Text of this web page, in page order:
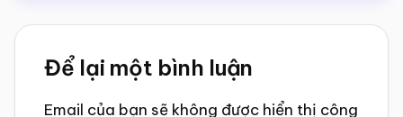
Reader
Interactions
Để lại một bình luận
Email của bạn sẽ không được hiển thị công